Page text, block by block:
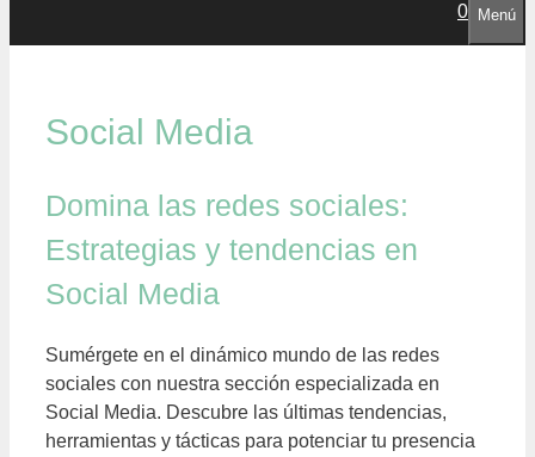
0 Menú
Social Media
Domina las redes sociales:
Estrategias y tendencias en
Social Media
Sumérgete en el dinámico mundo de las redes
sociales con nuestra sección especializada en
Social Media. Descubre las últimas tendencias,
herramientas y tácticas para potenciar tu presencia